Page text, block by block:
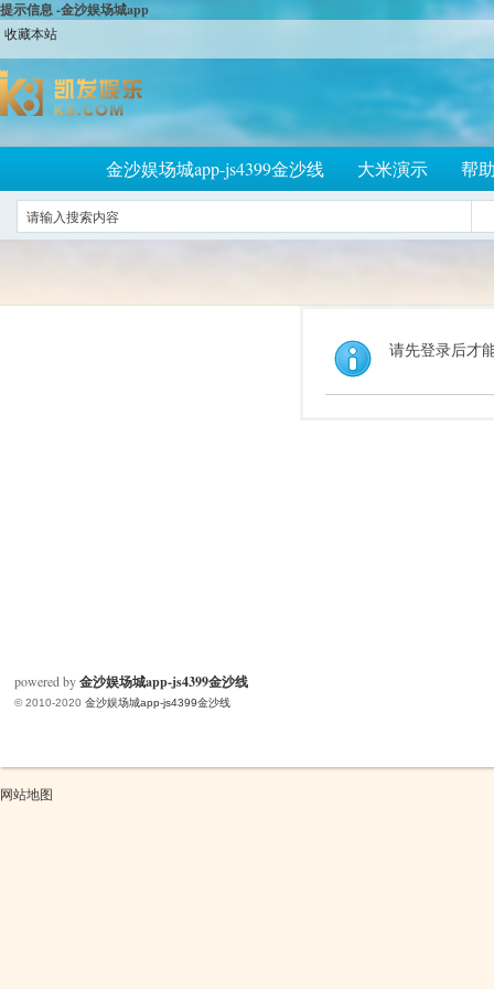
提示信息 -金沙娱场城app
收藏本站
金沙娱场城app-js4399金沙线 大米演示 帮
请先登录后才
powered by金沙娱场城app-js4399金沙线
© 2010-2020 金沙娱场城app-js4399金沙线
网站地图